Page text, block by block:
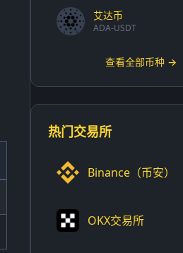
艾达币
ADA-USDT
查看全部币种 →
热门交易所
Binance（币安）
OKX交易所